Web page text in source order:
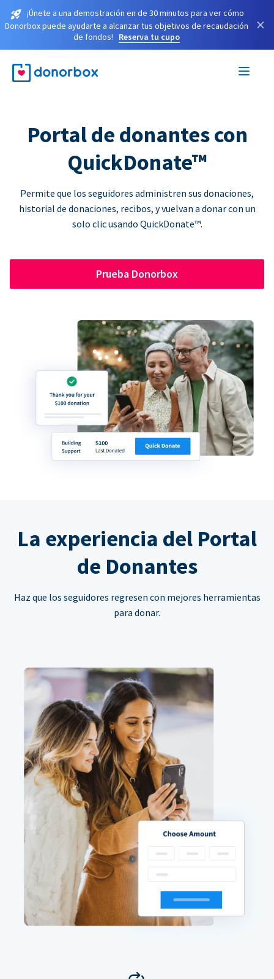
¡Únete a una demostración en de 30 minutos para ver cómo
Donorbox puede ayudarte a alcanzar tus objetivos de recaudación
de fondos!
Reserva tu cupo
×
Portal de donantes con
QuickDonate™
Permite que los seguidores administren sus donaciones,
historial de donaciones, recibos, y vuelvan a donar con un
solo clic usando QuickDonate™.
Prueba Donorbox
La experiencia del Portal
de Donantes
Haz que los seguidores regresen con mejores herramientas
para donar.